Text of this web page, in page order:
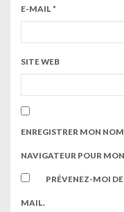
E-MAIL *
SITE WEB
ENREGISTRER MON
NAVIGATEUR POUR
PRÉVENEZ-MOI
MAIL.